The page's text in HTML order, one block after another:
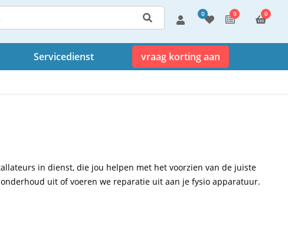
0 0 0
Servicedienst vraag korting aan
in dienst, die jou helpen met het voorzien van de juiste
uit of voeren we reparatie uit aan je fysio apparatuur.